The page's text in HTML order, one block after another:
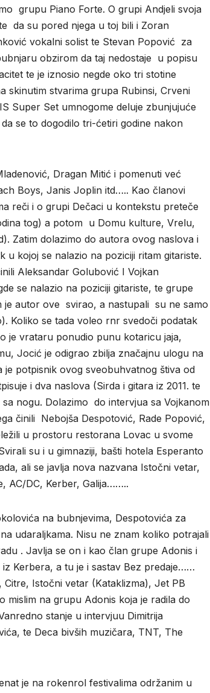
grupu Piano Forte. O grupi Andjeli svoja
da su pored njega u toj bili i Zoran
vokalni solist te Stevan Popović za
obzirom da taj nedostaje u popisu
te je iznosio negde oko tri stotine
skinutim stvarima grupa Rubinsi, Crveni
Super Set umnogome deluje zbunjujuće
se to dogodilo tri-ćetiri godine nakon
Dragan Mitić i pomenuti već
Boys, Janis Joplin itd….. Kao članovi
reči i o grupi Dečaci u kontekstu preteče
tog) a potom u Domu kulture, Vrelu,
Zatim dolazimo do autora ovog naslova i
kojoj se nalazio na poziciji ritam gitariste.
Aleksandar Golubović I Vojkan
se nalazio na poziciji gitariste, te grupe
je autor ove svirao, a nastupali su ne samo
Koliko se tada voleo rnr svedoči podatak
je vrataru ponudio punu kotaricu jaja,
Jocić je odigrao zbilja značajnu ulogu na
potpisnik ovog sveobuhvatnog štiva od
i dva naslova (Sirda i gitara iz 2011. te
nogu. Dolazimo do intervjua sa Vojkanom
činili Nebojša Despotović, Rade Popović,
u prostoru restorana Lovac u svome
su i u gimnaziji, bašti hotela Esperanto
ali se javlja nova nazvana Istočni vetar,
AC/DC, Kerber, Galija……..
bubnjevima, Despotovića za
udaraljkama. Nisu ne znam koliko potrajali
. Javlja se on i kao član grupe Adonis i
Kerbera, a tu je i sastav Bez predaje……
Istočni vetar (Kataklizma), Jet PB
na grupu Adonis koja je radila do
stanje u intervjuu Dimitrija
te Deca bivših muzičara, TNT, The
rokenrol festivalima održanim u